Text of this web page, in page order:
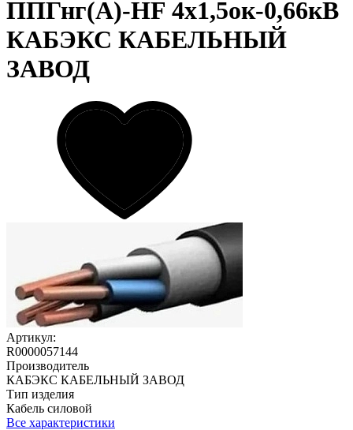
ППГнг(А)-HF 4х1,5ок-0,66кВ
КАБЭКС КАБЕЛЬНЫЙ
ЗАВОД
Артикул:
R0000057144
Производитель
КАБЭКС КАБЕЛЬНЫЙ ЗАВОД
Тип изделия
Кабель силовой
Все характеристики